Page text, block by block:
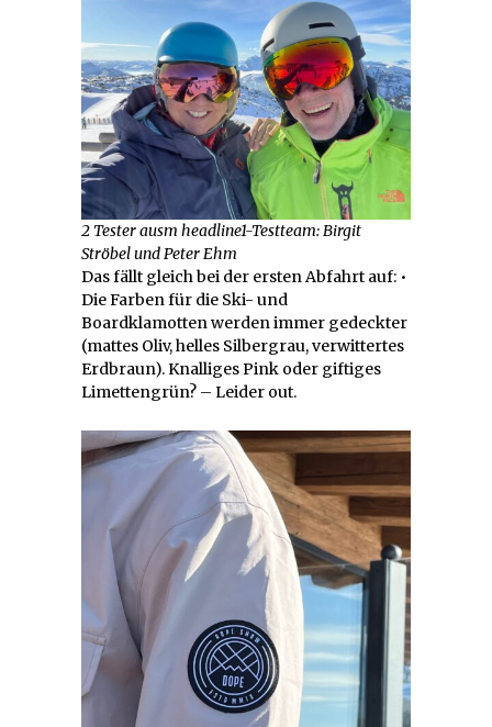
2 Tester ausm headline1-Testteam: Birgit
Ströbel und Peter Ehm
Das fällt gleich bei der ersten Abfahrt auf: •
Die Farben für die Ski- und
Boardklamotten werden immer gedeckter
(mattes Oliv, helles Silbergrau, verwittertes
Erdbraun). Knalliges Pink oder giftiges
Limettengrün? – Leider out.